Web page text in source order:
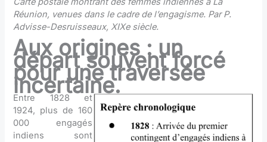
Réunion, venues dans le cadre de l’engagisme. Par P.
Advisse-Desruisseaux, XIXe siècle.
Aux origines : un
départ souvent forcé
pour une traversée
incertaine.
Entre 1828 et
1924, plus de 160
000 engagés
indiens sont